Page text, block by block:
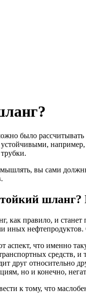
было рассчитывать
вы сами
как правило, и
иных
аспект, что именно
средств,
друг относительно
но и конечно,
к тому, что